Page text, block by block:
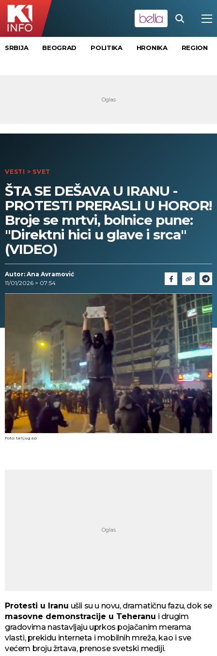
SRBIJA BEOGRAD POLITIKA HRONIKA REGION
VESTI > SVET
ŠTA SE DEŠAVA U IRANU -
PROTESTI PRERASLI U HOROR!
Broje se mrtvi, bolnice pune:
"Direktni hici u glave i srca"
(VIDEO)
Autor: Ana Avramović
11/01/2026 > 07:54
Foto: tanjug ap
Protesti u Iranu ušli su u novu, dramatičnu fazu, dok se
masovne demonstracije u Teheranu i drugim
gradovima nastavljaju uprkos pojačanim merama
vlasti, prekidu interneta i mobilnih mreža, kao i sve
većem broju žrtava, prenose svetski mediji.